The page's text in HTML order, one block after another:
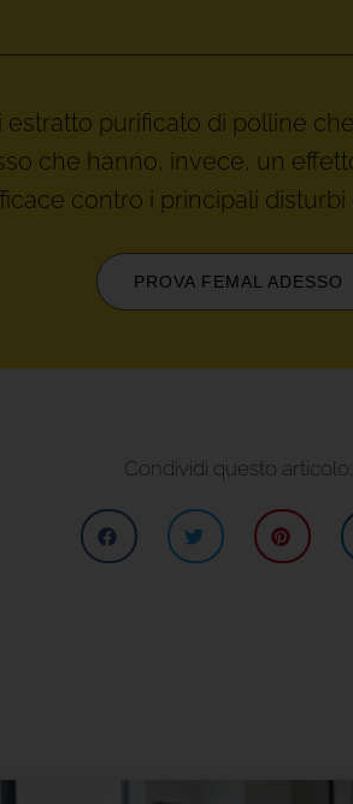
estratto purificato di polline
che hanno, invece, un
contro i principali
PROVA FEMAL ADESSO
Condividi questo articolo: